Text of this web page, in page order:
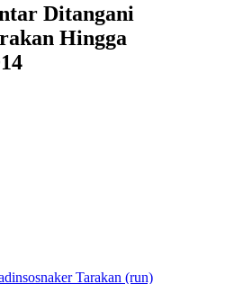
Ditangani
Hingga